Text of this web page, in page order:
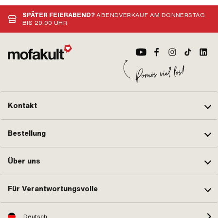
Gesamtlänge: 50 mm · Breite: 27
mm · Höhe: 15 mm
SPÄTER FEIERABEND?ABENDVERKAUF AM DONNERSTAG
BIS 20:00 UHR
Kontakt
Bestellung
Über uns
Für Verantwortungsvolle